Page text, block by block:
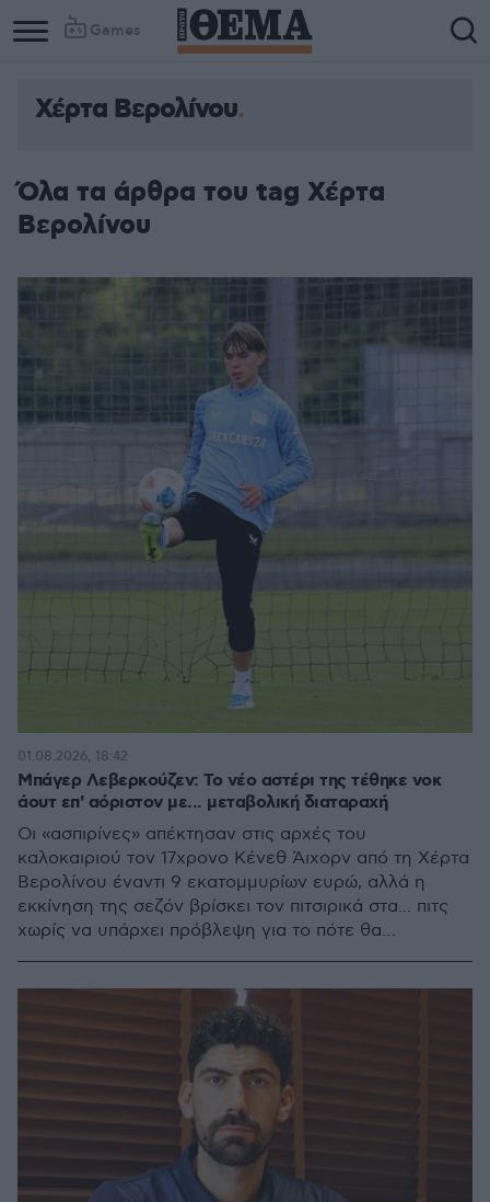
Games
Χέρτα Βερολίνου
Όλα τα άρθρα του tag Χέρτα
Βερολίνου
Μπάγερ Λεβερκούζεν: Το νέο αστέρι της τέθηκε νοκ
άουτ επ' αόριστον με... μεταβολική διαταραχή
Οι «ασπιρίνες» απέκτησαν στις αρχές του
καλοκαιριού τον 17χρονο Κένεθ Άιχορν από τη Χέρτα
Βερολίνου έναντι 9 εκατομμυρίων ευρώ, αλλά η
εκκίνηση της σεζόν βρίσκει τον πιτσιρικά στα... πιτς
χωρίς να υπάρχει πρόβλεψη για το πότε θα
01.08.2026, 18:42